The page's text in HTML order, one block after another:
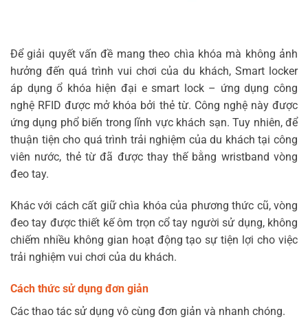
Để giải quyết vấn đề mang theo chìa khóa mà không ảnh
hưởng đến quá trình vui chơi của du khách, Smart locker
áp dụng ổ khóa hiện đại e smart lock – ứng dụng công
nghệ RFID được mở khóa bởi thẻ từ. Công nghệ này được
ứng dụng phổ biến trong lĩnh vực khách sạn. Tuy nhiên, để
thuận tiện cho quá trình trải nghiệm của du khách tại công
viên nước, thẻ từ đã được thay thế bằng wristband vòng
đeo tay.
Khác với cách cất giữ chìa khóa của phương thức cũ, vòng
đeo tay được thiết kế ôm trọn cổ tay người sử dụng, không
chiếm nhiều không gian hoạt động tạo sự tiện lợi cho việc
trải nghiệm vui chơi của du khách.
Cách thức sử dụng đơn giản
Các thao tác sử dụng vô cùng đơn giản và nhanh chóng.